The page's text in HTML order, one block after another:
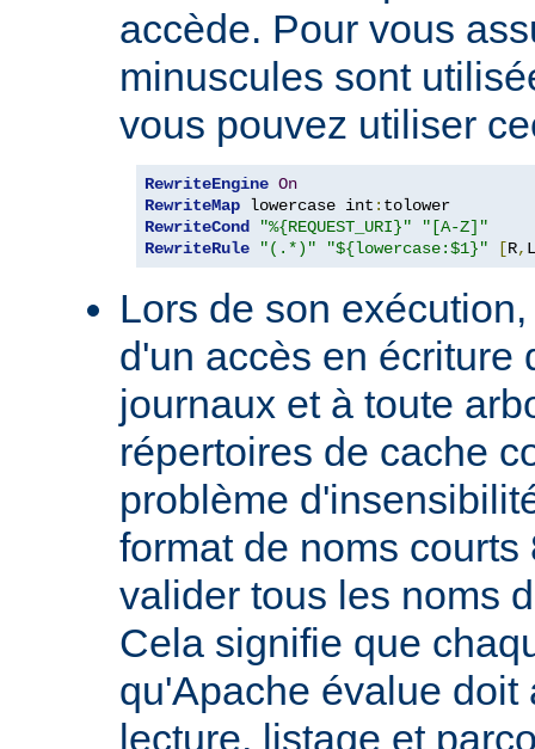
accède. Pour vous
minuscules sont
vous pouvez utiliser
RewriteEngine On
RewriteMap lowercase int :
RewriteCond
"%{REQUEST_URI}"
"[A-Z]"
RewriteRule
"(.*)" "${lowercase:$1}" [R, L
Lors de son
d'un accès en écriture
journaux et à toute
répertoires de cache
problème
format de noms courts
valider tous les noms
Cela signifie que
qu'Apache évalue doit
lecture, listage et